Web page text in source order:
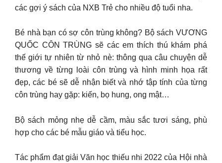
các gợi ý sách của NXB Trẻ cho nhiều độ tuổi nha.
Bé nhà bạn có sợ côn trùng không? Bộ sách VƯƠNG
QUỐC CÔN TRÙNG sẽ các em thích thú khám phá
thế giới tự nhiên từ nhỏ nè: thông qua câu chuyện dễ
thương về từng loài côn trùng và hình minh họa rất
đẹp, các bé sẽ dễ nhận biết và nhớ tập tính của từng
côn trùng hay gặp: kiến, bọ hung, ong mật…
Bộ sách mỏng nhẹ dễ cầm, màu sắc tươi sáng, phù
hợp cho các bé mẫu giáo và tiểu học.
Tác phẩm đạt giải Văn học thiếu nhi 2022 của Hội nhà